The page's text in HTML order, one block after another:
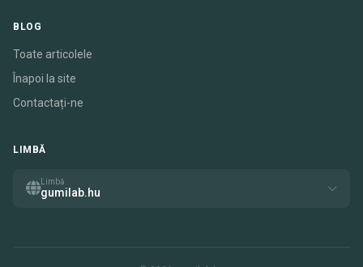
BLOG
Toate articolele
Înapoi la site
Contactați-ne
LIMBĂ
Limbă
gumilab.hu